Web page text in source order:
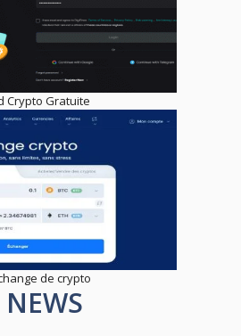
Crypto Gratuite
de crypto
NEWS